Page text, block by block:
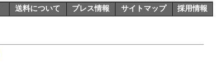
送料について プレス情報 サイトマップ 採用情報